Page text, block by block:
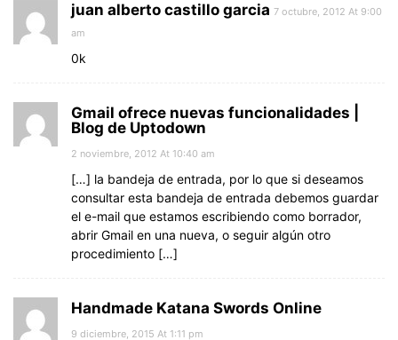
juan alberto castillo garcia 7 octubre, 2012 At 9:00
am
0k
Gmail ofrece nuevas funcionalidades |
Blog de Uptodown
2 noviembre, 2012 At 10:40 am
[…] la bandeja de entrada, por lo que si deseamos
consultar esta bandeja de entrada debemos guardar
el e-mail que estamos escribiendo como borrador,
abrir Gmail en una nueva, o seguir algún otro
procedimiento […]
Handmade Katana Swords Online
9 diciembre, 2015 At 1:11 pm